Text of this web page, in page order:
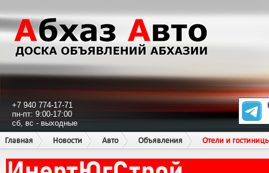
+7 940 774-17-71
пн-пт: 9:00-17:00
сб, вс - выходные
Главная
Новости Авто Объявления Отели и